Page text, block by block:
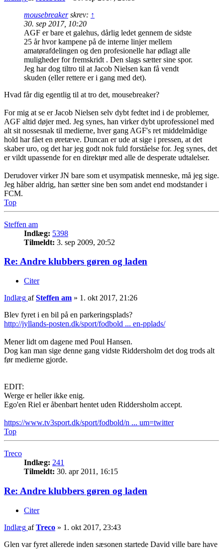
mousebreakerskrev: ↑
30. sep 2017, 10:20
AGF er bare et galehus, dårlig ledet gennem de sidste
25 år hvor kampene på de interne linjer mellem
amatørafdelingen og den profesionelle har ødlagt alle
muligheder for fremskridt . Den slags sætter sine spor.
Jeg har dog tiltro til at Jacob Nielsen kan få vendt
skuden (eller rettere er i gang med det).
Hvad får dig egentlig til at tro det, mousebreaker?
For mig at se er Jacob Nielsen selv dybt fedtet ind i de problemer,
AGF altid døjer med. Jeg synes, han virker dybt uprofessionel med
alt sit nossesnak til medierne, hver gang AGF's ret middelmådige
hold har fået en øretæve. Duncan er ude at sige i pressen, at det
skaber uro, og det har jeg godt nok fuld forståelse for. Jeg synes, det
er vildt upassende for en direktør med alle de desperate udtalelser.
Derudover virker JN bare som et usympatisk menneske, må jeg sige.
Jeg håber aldrig, han sætter sine ben som andet end modstander i
FCM.
Top
Steffen am
Indlæg: 5398
Tilmeldt: 3. sep 2009, 20:52
Re: Andre klubbers gøren og laden
Citer
Indlæg afSteffen am » 1. okt 2017, 21:26
Blev fyret i en bil på en parkeringsplads?
http://jyllands-posten.dk/sport/fodbold ... en-pplads/
Mener lidt om dagene med Poul Hansen.
Dog kan man sige denne gang vidste Riddersholm det dog trods alt
før medierne gjorde.
EDIT:
Werge er heller ikke enig.
Ego'en Riel er åbenbart hentet uden Riddersholm accept.
https://www.tv3sport.dk/sport/fodbold/n ... um=twitter
Top
Treco
Indlæg: 241
Tilmeldt: 30. apr 2011, 16:15
Re: Andre klubbers gøren og laden
Citer
Indlæg afTreco » 1. okt 2017, 23:43
Glen var fyret allerede inden sæsonen startede David ville bare have